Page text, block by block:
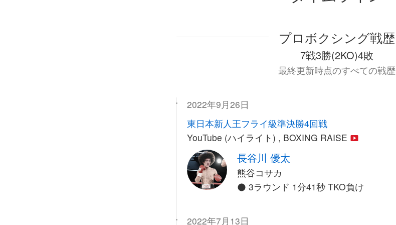
プロボクシング戦歴
7戦3勝(2KO)4敗
最終更新時点のすべての戦歴
2022年9月26日
東日本新人王フライ級準決勝4回戦
YouTube (ハイライト) , BOXING RAISE
長谷川 優太
熊谷コサカ
3ラウンド 1分41秒 TKO負け
2022年7月13日